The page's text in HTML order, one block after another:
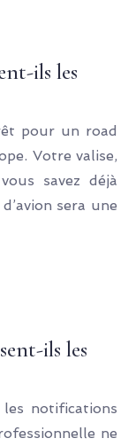
ils les
pour un road
Votre valise,
savez déjà
sera une
ils les
notifications
ne